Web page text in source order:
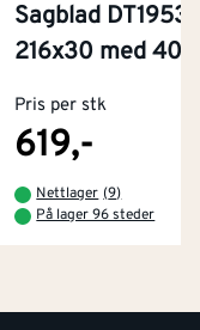
Sagblad DT1953,
216x30 med 40
Pris per stk
619,-
Nettlager (9)
På lager 96 steder